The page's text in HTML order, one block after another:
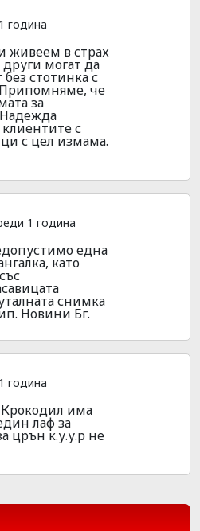
година
живеем в страх
могат да
стотинка с
че
за
с
с цел измама.
1 година
една
като
снимка
Новини Бг.
година
има
лаф за
црън к.у.у.р не